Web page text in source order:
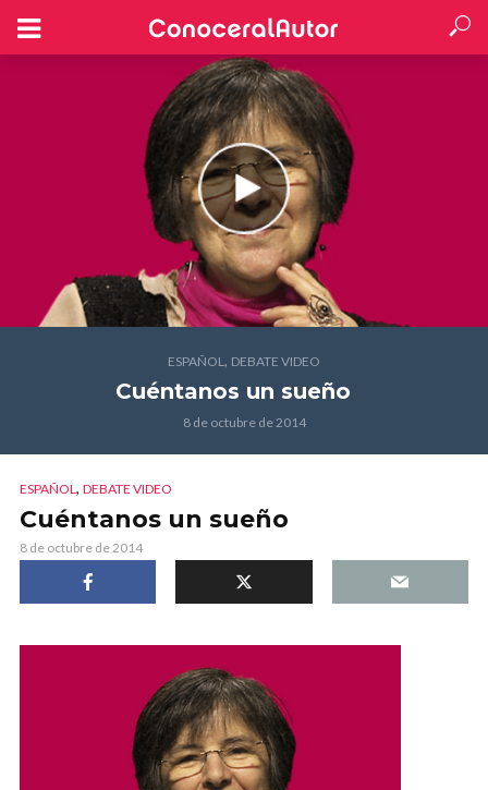
ESPAÑOL, DEBATE VIDEO
Cuéntanos un sueño
8 de octubre de 2014
ESPAÑOL, DEBATE VIDEO
Cuéntanos un sueño
8 de octubre de 2014